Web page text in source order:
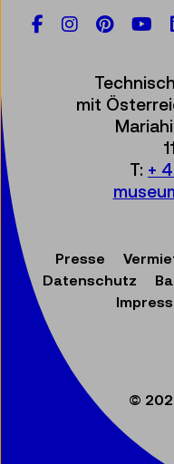
Facebook
mit
T: +
Presse
Datenschutz
©